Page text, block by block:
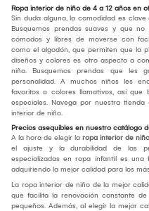
Ropa interior de niño de 4 a 12 años en
Sin duda alguna, la comodidad es
Busquemos prendas suaves y que
cómodos y libres de moverse con
como el algodón, que permiten que la
diseños y colores es otro aspecto a
niño. Busquemos prendas que les
personalidad. A muchos niños les
favoritos o colores llamativos, así que
especiales. Navega por nuestra
interior de niño.
Precios asequibles en nuestro catálogo
A la hora de elegir la ropa interior de niño
el ajuste y la durabilidad de las
especializadas en ropa infantil es
adquiriendo la mejor calidad para los
La ropa interior de niño de la mejor
que facilita la renovación constante
pequeños. Además, al elegir la mejor